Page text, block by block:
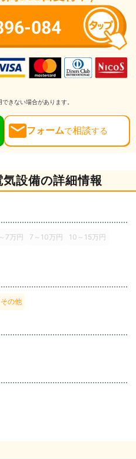
084
きない場合があります。
フォームで相談する
設備の詳細情報
7万円 7～10万円
10～15万円
その他